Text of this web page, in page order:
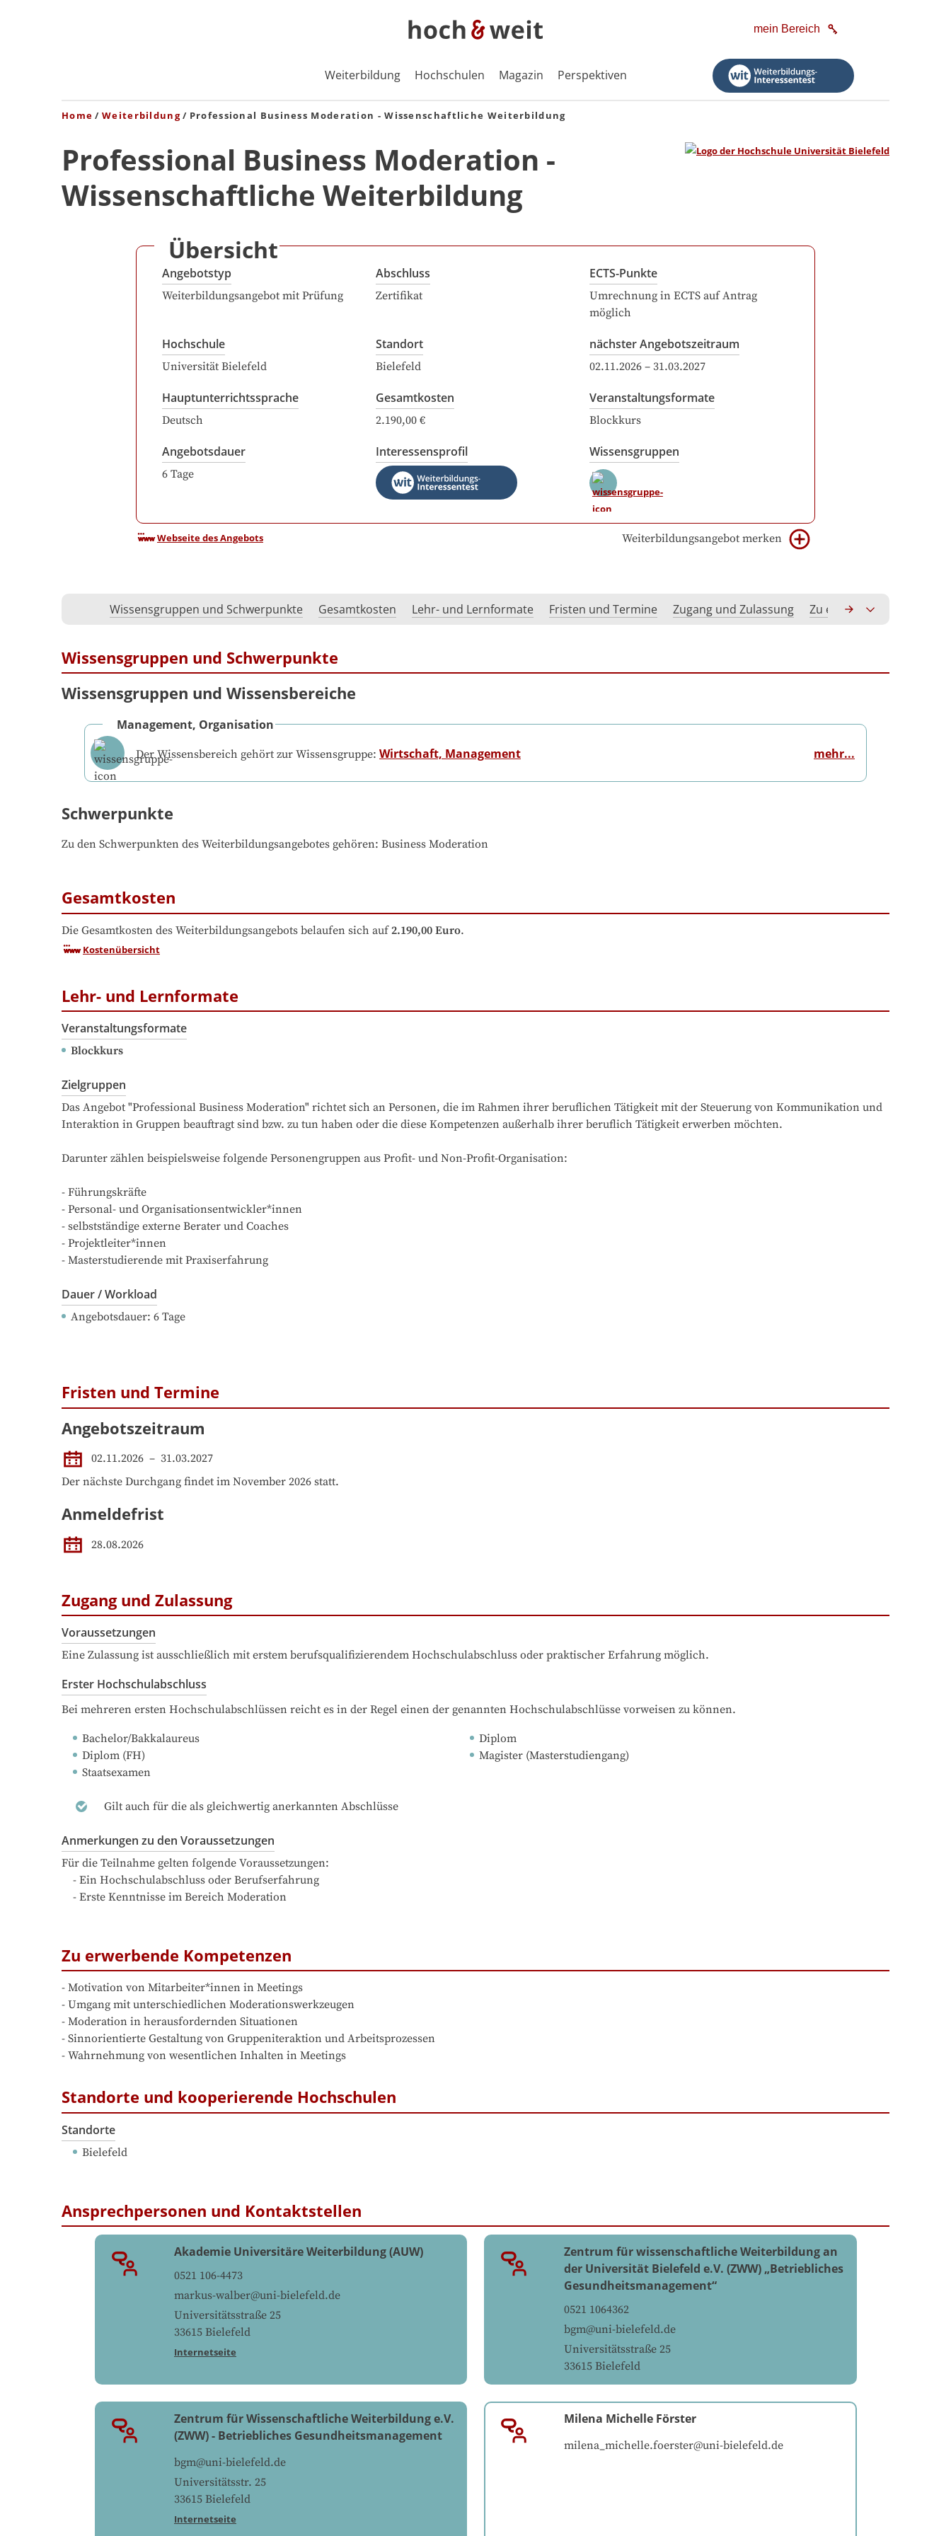
mein Bereich
Weiterbildung Hochschulen Magazin Perspektiven
Home Weiterbildung Professional Business Moderation - Wissenschaftliche Weiterbildung
Professional Business Moderation -
Wissenschaftliche Weiterbildung
Übersicht
Angebotstyp
Weiterbildungsangebot mit Prüfung
Abschluss
Zertifikat
ECTS-Punkte
Umrechnung in ECTS auf Antrag
möglich
Hochschule
Universität Bielefeld
Standort
Bielefeld
nächster Angebotszeitraum
02.11.2026 – 31.03.2027
Hauptunterrichtssprache
Deutsch
Gesamtkosten
2.190,00 €
Veranstaltungsformate
Blockkurs
Angebotsdauer
6 Tage
Interessensprofil Wissensgruppen
Webseite des Angebots Weiterbildungsangebot merken
Wissensgruppen und Schwerpunkte Gesamtkosten Lehr- und Lernformate Fristen und Termine Zugang und Zulassung Zu erwerbende
Wissensgruppen und Schwerpunkte
Wissensgruppen und Wissensbereiche
Management, Organisation
Der Wissensbereich gehört zur Wissensgruppe: Wirtschaft, Management mehr...
Schwerpunkte
Zu den Schwerpunkten des Weiterbildungsangebotes gehören: Business Moderation
Gesamtkosten
Die Gesamtkosten des Weiterbildungsangebots belaufen sich auf 2.190,00 Euro.
Kostenübersicht
Lehr- und Lernformate
Veranstaltungsformate
Blockkurs
Zielgruppen
Das Angebot "Professional Business Moderation" richtet sich an Personen, die im Rahmen ihrer beruflichen Tätigkeit mit der Steuerung von Kommunikation und
Interaktion in Gruppen beauftragt sind bzw. zu tun haben oder die diese Kompetenzen außerhalb ihrer beruflich Tätigkeit erwerben möchten.
Darunter zählen beispielsweise folgende Personengruppen aus Profit- und Non-Profit-Organisation:
- Führungskräfte
- Personal- und Organisationsentwickler*innen
- selbstständige externe Berater und Coaches
- Projektleiter*innen
- Masterstudierende mit Praxiserfahrung
Dauer / Workload
Angebotsdauer: 6 Tage
Fristen und Termine
Angebotszeitraum
02.11.2026 – 31.03.2027
Der nächste Durchgang findet im November 2026 statt.
Anmeldefrist
28.08.2026
Zugang und Zulassung
Voraussetzungen
Eine Zulassung ist ausschließlich mit erstem berufsqualifizierendem Hochschulabschluss oder praktischer Erfahrung möglich.
Erster Hochschulabschluss
Bei mehreren ersten Hochschulabschlüssen reicht es in der Regel einen der genannten Hochschulabschlüsse vorweisen zu können.
Bachelor/Bakkalaureus
Diplom
Diplom (FH)
Magister (Masterstudiengang)
Staatsexamen
Gilt auch für die als gleichwertig anerkannten Abschlüsse
Anmerkungen zu den Voraussetzungen
Für die Teilnahme gelten folgende Voraussetzungen:
Zu erwerbende Kompetenzen
- Motivation von Mitarbeiter*innen in Meetings
- Umgang mit unterschiedlichen Moderationswerkzeugen
- Moderation in herausfordernden Situationen
- Sinnorientierte Gestaltung von Gruppeniteraktion und Arbeitsprozessen
- Wahrnehmung von wesentlichen Inhalten in Meetings
Standorte und kooperierende Hochschulen
Standorte
Bielefeld
Ansprechpersonen und Kontaktstellen
Akademie Universitäre Weiterbildung (AUW)
0521 106-4473
markus-walber@uni-bielefeld.de
Universitätsstraße 25
33615 Bielefeld
Internetseite
Zentrum für wissenschaftliche Weiterbildung an
der Universität Bielefeld e.V. (ZWW) „Betriebliches
Gesundheitsmanagement“
0521 1064362
bgm@uni-bielefeld.de
Universitätsstraße 25
33615 Bielefeld
Zentrum für Wissenschaftliche Weiterbildung e.V.
(ZWW) - Betriebliches Gesundheitsmanagement
bgm@uni-bielefeld.de
Universitätsstr. 25
33615 Bielefeld
Internetseite
Milena Michelle Förster
milena_michelle.foerster@uni-bielefeld.de